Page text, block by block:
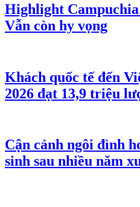
Highlight
Vẫn còn hy vọng
Khách quốc tế đến
2026 đạt 13,9 triệu
Cận cảnh ngôi đình
sinh sau nhiều năm